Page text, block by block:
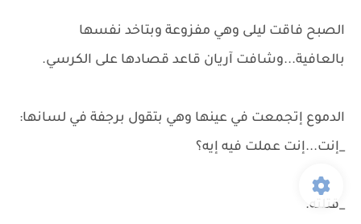
الصبح فاقت ليلى وهي مفزوعة وبتاخد نفسها
بالعافية...وشافت آريان قاعد قصادها على الكرسي.
الدموع إتجمعت في عينها وهي بتقول برجفة في لسانها:
_إنت...إنت عملت فيه إيه؟
_قتلته.